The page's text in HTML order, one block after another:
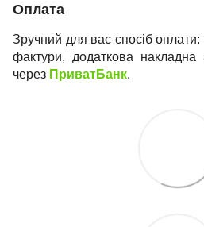
Оплата
Зручний для вас спосіб оплати:
фактури, додаткова
через ПриватБанк.